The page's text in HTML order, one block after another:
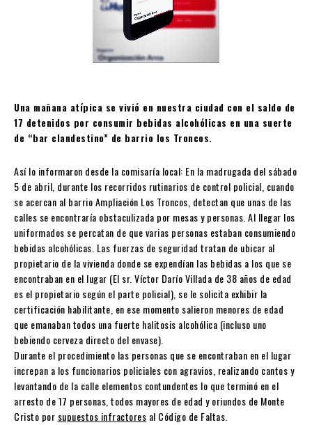
Una mañana atípica se vivió en nuestra ciudad con el saldo de
17 detenidos por consumir bebidas alcohólicas en una suerte
de “bar clandestino” de barrio los Troncos.
Así lo informaron desde la comisaría local: En la madrugada del sábado
5 de abril, durante los recorridos rutinarios de control policial, cuando
se acercan al barrio Ampliación Los Troncos, detectan que unas de las
calles se encontraría obstaculizada por mesas y personas. Al llegar los
uniformados se percatan de que varias personas estaban consumiendo
bebidas alcohólicas. Las fuerzas de seguridad tratan de ubicar al
propietario de la vivienda donde se expendían las bebidas a los que se
encontraban en el lugar (El sr. Víctor Darío Villada de 38 años de edad
es el propietario según el parte policial), se le solicita exhibir la
certificación habilitante, en ese momento salieron menores de edad
que emanaban todos una fuerte halitosis alcohólica (incluso uno
bebiendo cerveza directo del envase).
Durante el procedimiento las personas que se encontraban en el lugar
increpan a los funcionarios policiales con agravios, realizando cantos y
levantando de la calle elementos contundentes lo que terminó en el
arresto de 17 personas, todos mayores de edad y oriundos de Monte
Cristo por supuestos infractores al Código de Faltas.